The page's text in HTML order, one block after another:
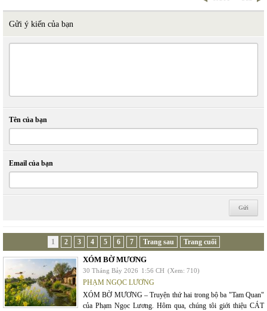
Gửi ý kiến của bạn
Tên của bạn
Email của bạn
1 2 3 4 5 6 7 Trang sau Trang cuối
XÓM BỜ MƯƠNG
30 Tháng Bảy 2026 1:56 CH (Xem: 710)
PHẠM NGỌC LƯƠNG
XÓM BỜ MƯƠNG – Truyện thứ hai trong bộ ba "Tam Quan"
của Phạm Ngọc Lương. Hôm qua, chúng tôi giới thiệu CÁT